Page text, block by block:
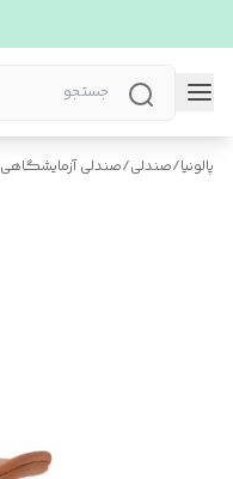
پالونیا/صندلی/صندلی آزمایشگاهی